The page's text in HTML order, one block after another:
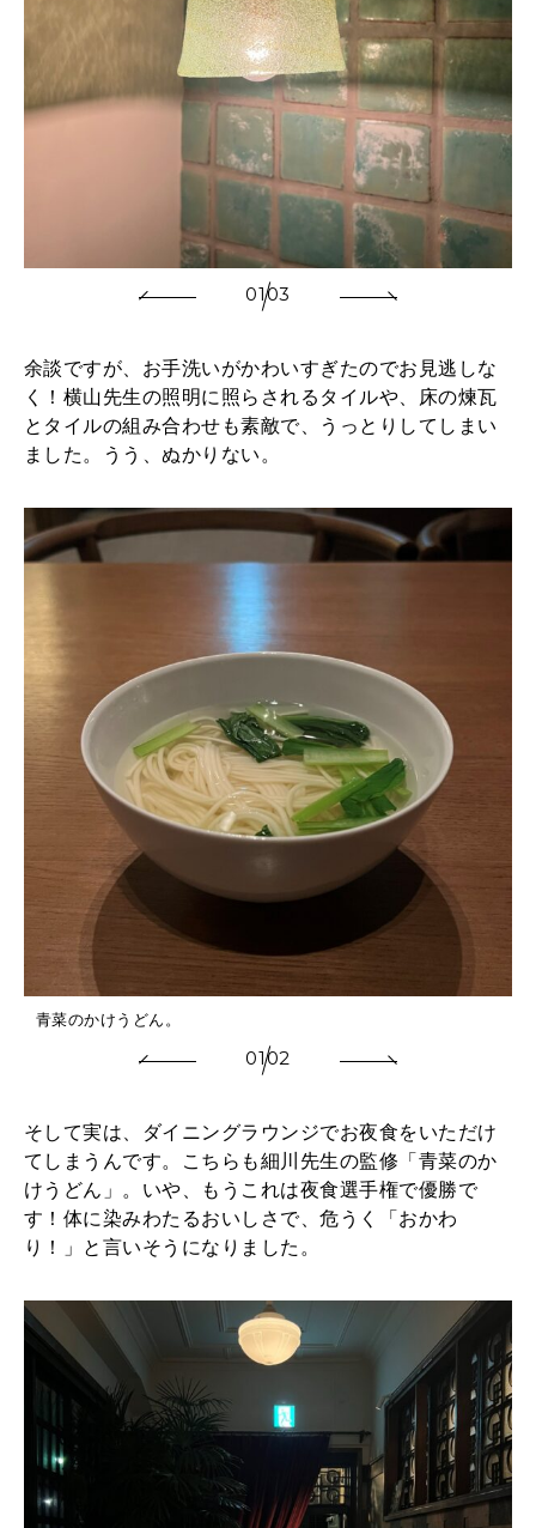
0103
余談ですが、お手洗いがかわいすぎたのでお見逃しな
く！横山先生の照明に照らされるタイルや、床の煉瓦
とタイルの組み合わせも素敵で、うっとりしてしまい
ました。うう、ぬかりない。
青菜のかけうどん。
0102
そして実は、ダイニングラウンジでお夜食をいただけ
てしまうんです。こちらも細川先生の監修「青菜のか
けうどん」。いや、もうこれは夜食選手権で優勝で
す！体に染みわたるおいしさで、危うく「おかわ
り！」と言いそうになりました。